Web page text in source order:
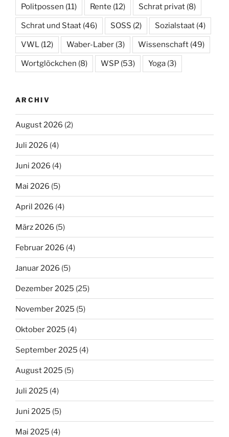
Politpossen (11) Rente (12) Schrat privat (8)
Schrat und Staat (46) SOSS (2) Sozialstaat (4)
VWL (12) Waber-Laber (3) Wissenschaft (49)
Wortglöckchen (8) WSP (53) Yoga (3)
ARCHIV
August 2026 (2)
Juli 2026 (4)
Juni 2026 (4)
Mai 2026 (5)
April 2026 (4)
März 2026 (5)
Februar 2026 (4)
Januar 2026 (5)
Dezember 2025 (25)
November 2025 (5)
Oktober 2025 (4)
September 2025 (4)
August 2025 (5)
Juli 2025 (4)
Juni 2025 (5)
Mai 2025 (4)